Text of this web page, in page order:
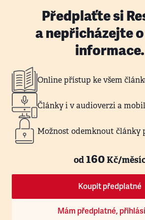
Předplaťte si
a nepřicházejte
informace.
Online přístup ke všem
Články i v audioverzi a
Možnost odemknout články
od160Kč/
Koupit předplatné
Mám předplatné,